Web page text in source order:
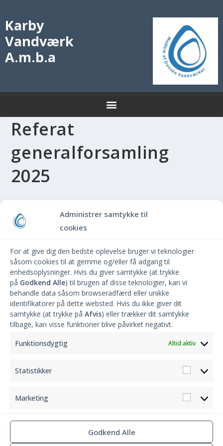
Administrer samtykke til
cookies
For at give dig den bedste oplevelse bruger vi teknologier
såsom cookies til at gemme og/eller få adgang til
enhedsoplysninger. Hvis du giver samtykke (at trykke
på Godkend Alle) til brugen af disse teknologier, kan vi
behandle data såsom browseradfærd eller unikke
identifikatorer på dette websted. Hvis du ikke giver dit
samtykke (at trykke på Afvis) eller trækker dit samtykke
tilbage, kan visse funktioner blive påvirket negativt.
Funktionsdygtig
Altid aktiv
Statistikker
Marketing
Godkend Alle
Karby
Vandværk
A.m.b.a
Referat
generalforsamling
2025
Hvis du ønsker information om vandforsyningen så anvend
til- og afmelding foregår ved at gå ind på
http://morsoeforsyning.dk/øens-vandvaerkergå ned på til -og
afmelding sms service til- og afmelding foregår ved at gå ind på
http://morsoeforsyning.dk/øens-vandvaerker
Generalforsamling den 20/02-2026 kl. 18.30
på Ørndrupvej 53
(Karby Skytteforening) Dagsorden iflg. vedtægterne. mvh
halvering af udgifterne til EL.
Copyright © karbyvandforsyning.dk – 2026 Privatlivspolitik